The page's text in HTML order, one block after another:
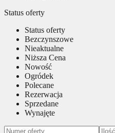
Status oferty
Status oferty
Bezczynszowe
Nieaktualne
Niższa Cena
Nowość
Ogródek
Polecane
Rezerwacja
Sprzedane
Wynajęte